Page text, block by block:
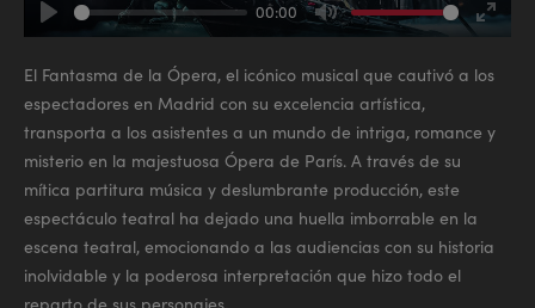
El Fantasma de la Ópera, el icónico musical que cautivó a los
espectadores en Madrid con su excelencia artística,
transporta a los asistentes a un mundo de intriga, romance y
misterio en la majestuosa Ópera de París. A través de su
mítica partitura música y deslumbrante producción, este
espectáculo teatral ha dejado una huella imborrable en la
escena teatral, emocionando a las audiencias con su historia
inolvidable y la poderosa interpretación que hizo todo el
Play
00:00
Mute